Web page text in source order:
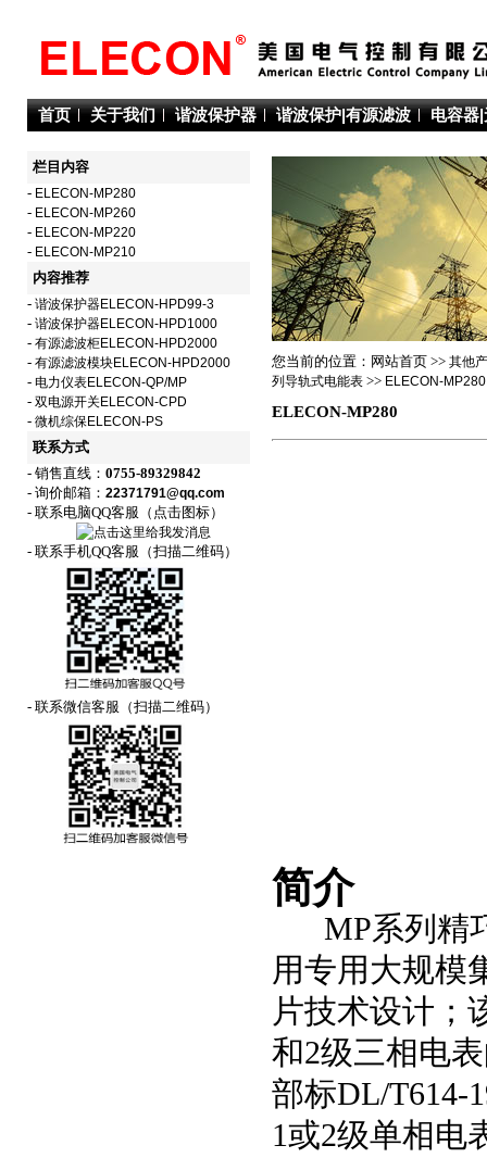
首页 关于我们 谐波保护器 谐波保护|有源滤波 电容器
栏目内容
- ELECON-MP280
- ELECON-MP260
- ELECON-MP220
- ELECON-MP210
内容推荐
- 谐波保护器ELECON-HPD99-3
- 谐波保护器ELECON-HPD1000
- 有源滤波柜ELECON-HPD2000
- 有源滤波模块ELECON-HPD2000
- 电力仪表ELECON-QP/MP
- 双电源开关ELECON-CPD
- 微机综保ELECON-PS
联系方式
- 销售直线： 0755-89329842
- 询价邮箱： 22371791@qq.com
- 联系电脑QQ客服（点击图标）
- 联系手机QQ客服（扫描二维码）
- 联系微信客服（扫描二维码）
您当前的位置：网站首页 >> 其他
列导轨式电能表 >> ELECON-MP280
ELECON-MP280
简介
MP系列精
用专用大规模
片技术设计；
和2级三相电
部标DL/T614-
1或2级单相电